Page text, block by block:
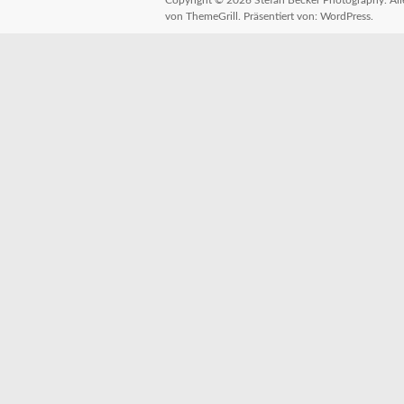
von ThemeGrill. Präsentiert von: WordPress